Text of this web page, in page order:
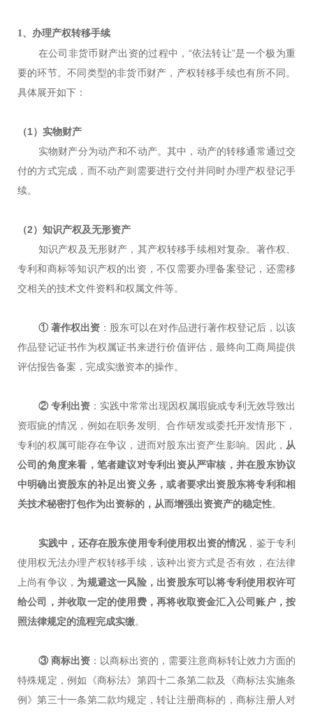
1、办理产权转移手续
在公司非货币财产出资的过程中，“依法转让”是一个极为重
要的环节。不同类型的非货币财产，产权转移手续也有所不同。
具体展开如下：
（1）实物财产
实物财产分为动产和不动产。其中，动产的转移通常通过交
付的方式完成，而不动产则需要进行交付并同时办理产权登记手
续。
（2）知识产权及无形资产
知识产权及无形财产，其产权转移手续相对复杂。著作权、
专利和商标等知识产权的出资，不仅需要办理备案登记，还需移
交相关的技术文件资料和权属文件等。
① 著作权出资：股东可以在对作品进行著作权登记后，以该
作品登记证书作为权属证书来进行价值评估，最终向工商局提供
评估报告备案，完成实缴资本的操作。
② 专利出资：实践中常常出现因权属瑕疵或专利无效导致出
资瑕疵的情况，例如在职务发明、合作研发或委托开发情形下，
专利的权属可能存在争议，进而对股东出资产生影响。因此， 从
公司的角度来看，笔者建议对专利出资从严审核，并在股东协议
中明确出资股东的补足出资义务，或者要求出资股东将专利和相
关技术秘密打包作为出资标的，从而增强出资资产的稳定性。
实践中，还存在股东使用专利使用权出资的情况，鉴于专利
使用权无法办理产权转移手续，该种出资方式是否有效，在法律
上尚有争议， 为规避这一风险，出资股东可以将专利使用权许可
给公司，并收取一定的使用费，再将收取资金汇入公司账户，按
照法律规定的流程完成实缴。
③ 商标出资：以商标出资的，需要注意商标转让效力方面的
特殊规定，例如《商标法》第四十二条第二款及《商标法实施条
例》第三十一条第二款均规定，转让注册商标的，商标注册人对